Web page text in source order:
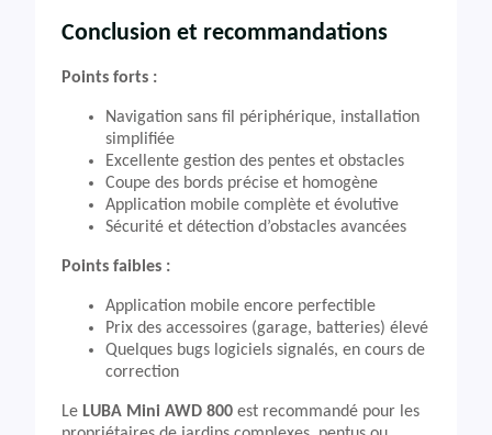
Conclusion et recommandations
Points forts :
Navigation sans fil périphérique, installation
simplifiée
Excellente gestion des pentes et obstacles
Coupe des bords précise et homogène
Application mobile complète et évolutive
Sécurité et détection d’obstacles avancées
Points faibles :
Application mobile encore perfectible
Prix des accessoires (garage, batteries) élevé
Quelques bugs logiciels signalés, en cours de
correction
Le LUBA Mini AWD 800 est recommandé pour les